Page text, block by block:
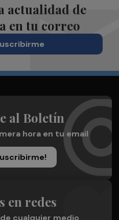
actualidad de
en tu correo
al Boletín
hora en tu email
en redes
cualquier medio